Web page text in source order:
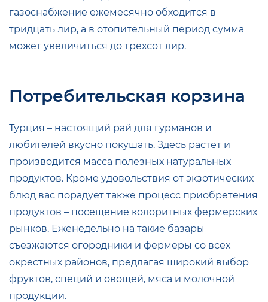
газоснабжение ежемесячно обходится в
тридцать лир, а в отопительный период сумма
может увеличиться до трехсот лир.
Потребительская корзина
Турция – настоящий рай для гурманов и
любителей вкусно покушать. Здесь растет и
производится масса полезных натуральных
продуктов. Кроме удовольствия от экзотических
блюд вас порадует также процесс приобретения
продуктов – посещение колоритных фермерских
рынков. Еженедельно на такие базары
съезжаются огородники и фермеры со всех
окрестных районов, предлагая широкий выбор
фруктов, специй и овощей, мяса и молочной
продукции.